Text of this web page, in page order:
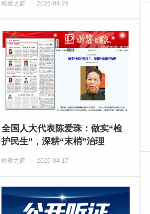
检察之窗 2026-04-29
全国人大代表陈爱珠：做实“检
护民生”，深耕“末梢”治理
检察之窗 2026-04-17